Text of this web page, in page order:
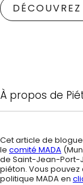
À propos de
Cet article de
le comité MADA
de Saint-Jean-Port-
piéton. Vous pouvez
politique MADA en